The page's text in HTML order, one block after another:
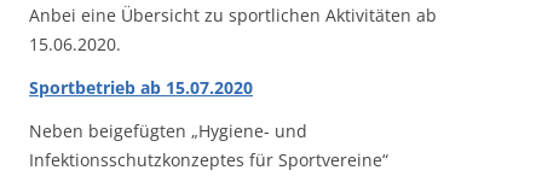
Anbei eine Übersicht zu sportlichen Aktivitäten ab
15.06.2020.
Sportbetrieb ab 15.07.2020
Neben beigefügten „Hygiene- und
Infektionsschutzkonzeptes für Sportvereine“